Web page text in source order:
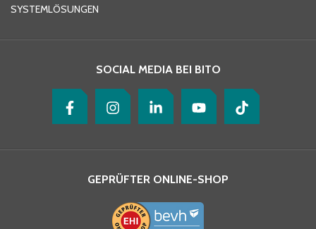
SYSTEMLÖSUNGEN
SOCIAL MEDIA BEI BITO
GEPRÜFTER ONLINE-SHOP